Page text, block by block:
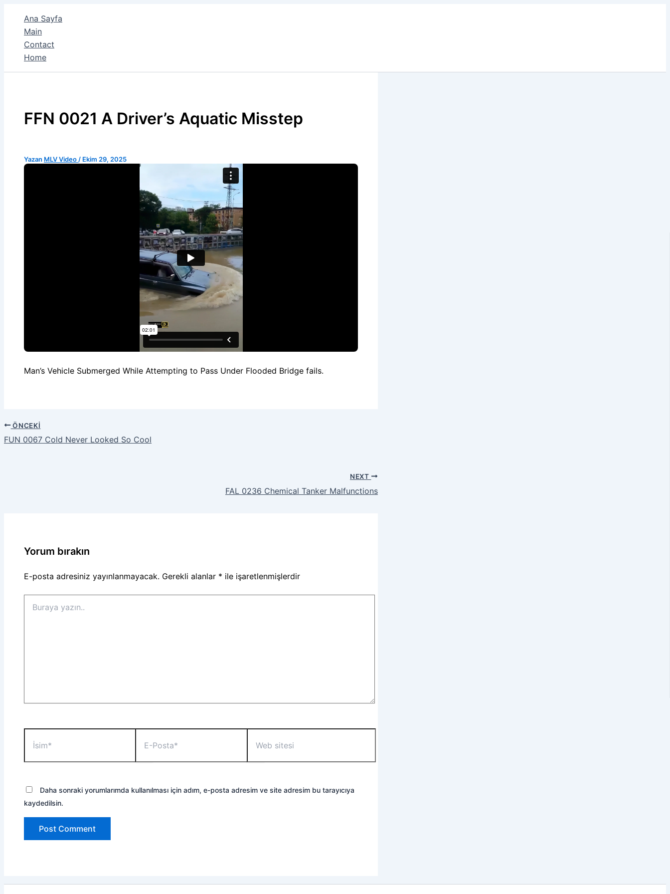
Ana Sayfa
Main
Contact
Home
FFN 0021 A Driver’s Aquatic Misstep
Yazan MLV Video / Ekim 29, 2025
Man’s Vehicle Submerged While Attempting to Pass Under Flooded Bridge fails.
ÖNCEKI
FUN 0067 Cold Never Looked So Cool
NEXT
FAL 0236 Chemical Tanker Malfunctions
Yorum bırakın
E-posta adresiniz yayınlanmayacak. Gerekli alanlar * ile işaretlenmişlerdir
yazın..
Posta*
sitesi
Daha sonraki yorumlarımda kullanılması için adım, e-posta adresim ve site adresim bu tarayıcıya
kaydedilsin.